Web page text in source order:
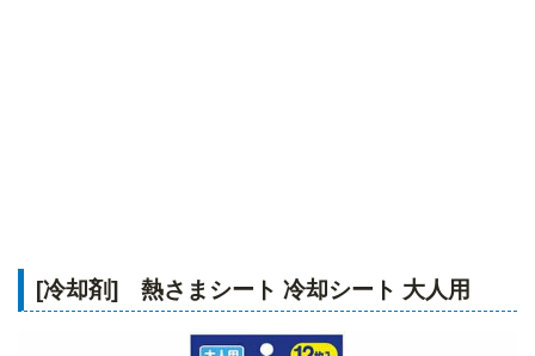
[冷却剤] 熱さまシート 冷却シート 大人用